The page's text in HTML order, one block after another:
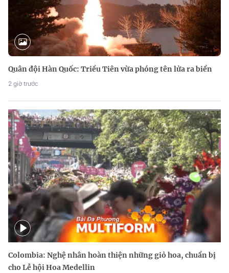
Quân đội Hàn Quốc: Triều Tiên vừa phóng tên lửa ra biển
2 giờ trước
Colombia: Nghệ nhân hoàn thiện những giỏ hoa, chuẩn bị
cho Lễ hội Hoa Medellin